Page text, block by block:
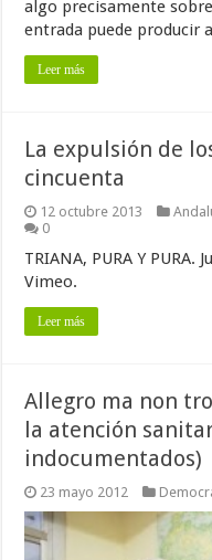
algo precisamente
entrada puede producir
Leer más
La expulsión de
cincuenta
12 octubre 2013
0
TRIANA, PURA Y
Vimeo.
Leer más
Allegro ma non
la atención
indocumentados)
23 mayo 2012